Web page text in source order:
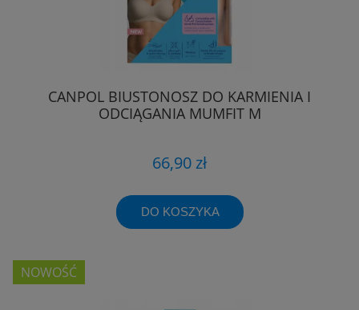
CANPOL BIUSTONOSZ DO KARMIENIA I
ODCIĄGANIA MUMFIT M
66,90 zł
DO KOSZYKA
NOWOŚĆ